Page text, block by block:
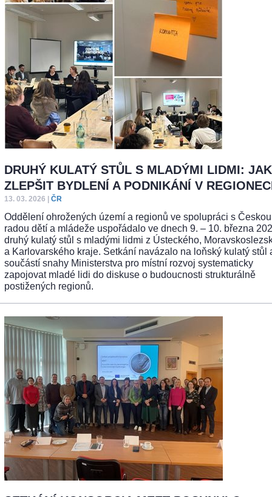
DRUHÝ KULATÝ STŮL S MLADÝMI LIDMI: JAK
ZLEPŠIT BYDLENÍ A PODNIKÁNÍ V
13. 03. 2026 ČR
Oddělení ohrožených území a regionů ve spolupráci s Českou
radou dětí a mládeže uspořádalo ve dnech 9. – 10. března
druhý kulatý stůl s mladými lidmi z Ústeckého,
a Karlovarského kraje. Setkání navázalo na loňský kulatý stůl
součástí snahy Ministerstva pro místní rozvoj systematicky
zapojovat mladé lidi do diskuse o budoucnosti strukturálně
postižených regionů.